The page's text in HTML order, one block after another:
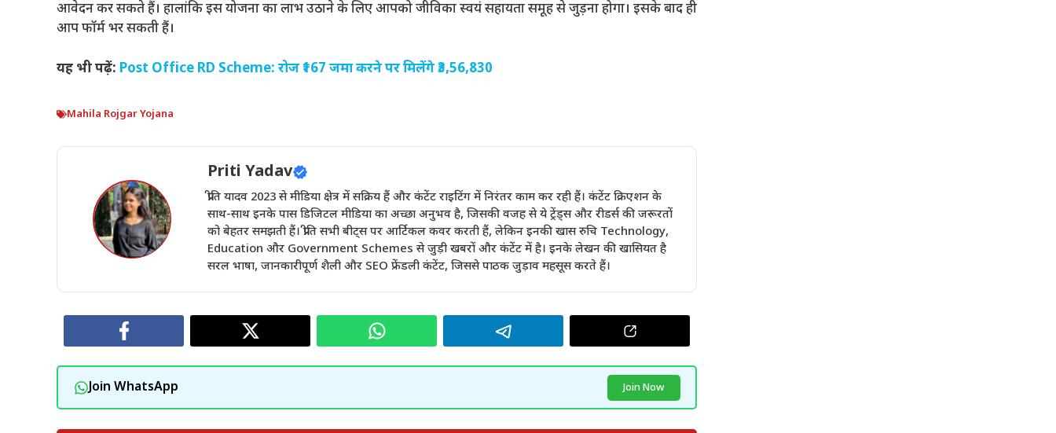
आवेदन कर सकते हैं। हालांकि इस योजना का लाभ उठाने के लिए आपको जीविका स्वयं सहायता समूह से जुड़ना होगा। इसके बाद ही
आप फॉर्म भर सकती हैं।
यह भी पढ़ें: Post Office RD Scheme: रोज ₹167 जमा करने पर मिलेंगे ₹3,56,830
Mahila Rojgar Yojana
Priti Yadav
प्रीति यादव 2023 से मीडिया क्षेत्र में सक्रिय हैं और कंटेंट राइटिंग में निरंतर काम कर रही हैं। कंटेंट क्रिएशन के
साथ-साथ इनके पास डिजिटल मीडिया का अच्छा अनुभव है, जिसकी वजह से ये ट्रेंड्स और रीडर्स की जरूरतों
को बेहतर समझती हैं। प्रीति सभी बीट्स पर आर्टिकल कवर करती हैं, लेकिन इनकी खास रुचि Technology,
Education और Government Schemes से जुड़ी खबरों और कंटेंट में है। इनके लेखन की खासियत है
सरल भाषा, जानकारीपूर्ण शैली और SEO फ्रेंडली कंटेंट, जिससे पाठक जुड़ाव महसूस करते हैं।
Join WhatsApp Join Now